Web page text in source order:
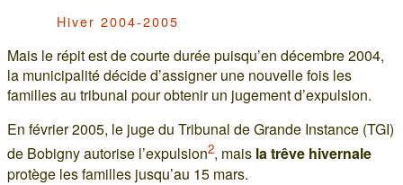
Hiver 2004-2005
Mais le répit est de courte durée puisqu’en décembre 2004,
la municipalité décide d’assigner une nouvelle fois les
familles au tribunal pour obtenir un jugement d’expulsion.
En février 2005, le juge du Tribunal de Grande Instance (TGI)
de Bobigny autorise l’expulsion2, mais la trêve hivernale
protège les familles jusqu’au 15 mars.